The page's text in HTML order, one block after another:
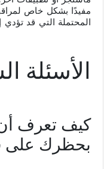
مفيدًا بشكل خاص
المحتملة التي قد
الأسئلة
كيف تعرف
بحظرك على